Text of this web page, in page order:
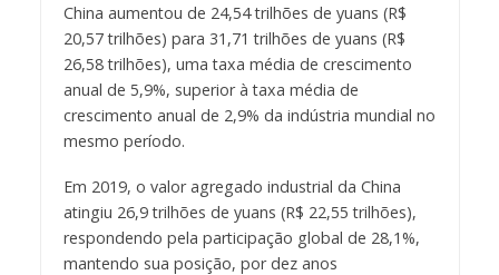
China aumentou de 24,54 trilhões de yuans (R$
20,57 trilhões) para 31,71 trilhões de yuans (R$
26,58 trilhões), uma taxa média de crescimento
anual de 5,9%, superior à taxa média de
crescimento anual de 2,9% da indústria mundial no
mesmo período.
Em 2019, o valor agregado industrial da China
atingiu 26,9 trilhões de yuans (R$ 22,55 trilhões),
respondendo pela participação global de 28,1%,
mantendo sua posição, por dez anos